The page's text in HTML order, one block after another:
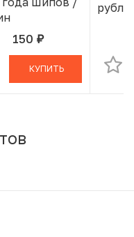
150 руб.
В КОРЗИНЕ
КУПИТЬ